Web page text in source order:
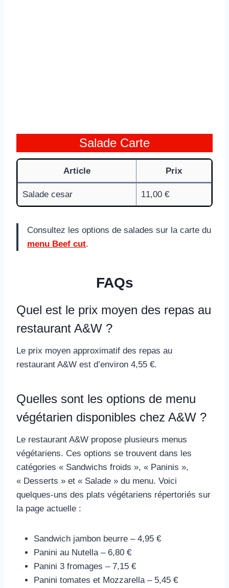
Salade Carte
Article Prix
Salade cesar 11,00 €
Consultez les options de salades sur la carte du
menu Beef cut.
FAQs
Quel est le prix moyen des repas au
restaurant A&W ?
Le prix moyen approximatif des repas au
restaurant A&W est d’environ 4,55 €.
Quelles sont les options de menu
végétarien disponibles chez A&W ?
Le restaurant A&W propose plusieurs menus
végétariens. Ces options se trouvent dans les
catégories « Sandwichs froids », « Paninis »,
« Desserts » et « Salade » du menu. Voici
quelques-uns des plats végétariens répertoriés sur
la page actuelle :
Sandwich jambon beurre – 4,95 €
Panini au Nutella – 6,80 €
Panini 3 fromages – 7,15 €
Panini tomates et Mozzarella – 5,45 €